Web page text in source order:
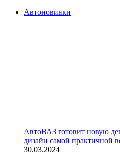
Автоновинки
АвтоВАЗ готовит новую
дизайн самой практичной
30.03.2024